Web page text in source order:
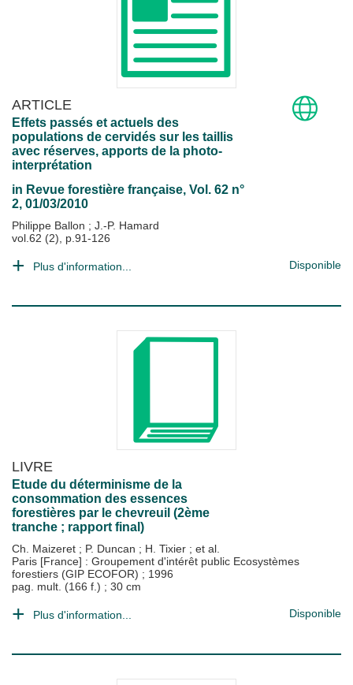
ARTICLE
Effets passés et actuels des
populations de cervidés sur les taillis
avec réserves, apports de la photo-
interprétation
in Revue forestière française, Vol. 62 n°
2, 01/03/2010
Philippe Ballon ; J.-P. Hamard
vol.62 (2), p.91-126
Plus d'information... Disponible
LIVRE
Etude du déterminisme de la
consommation des essences
forestières par le chevreuil (2ème
tranche ; rapport final)
Ch. Maizeret ; P. Duncan ; H. Tixier ; et al.
Paris [France] : Groupement d'intérêt public Ecosystèmes
forestiers (GIP ECOFOR) ; 1996
pag. mult. (166 f.) ; 30 cm
Plus d'information... Disponible